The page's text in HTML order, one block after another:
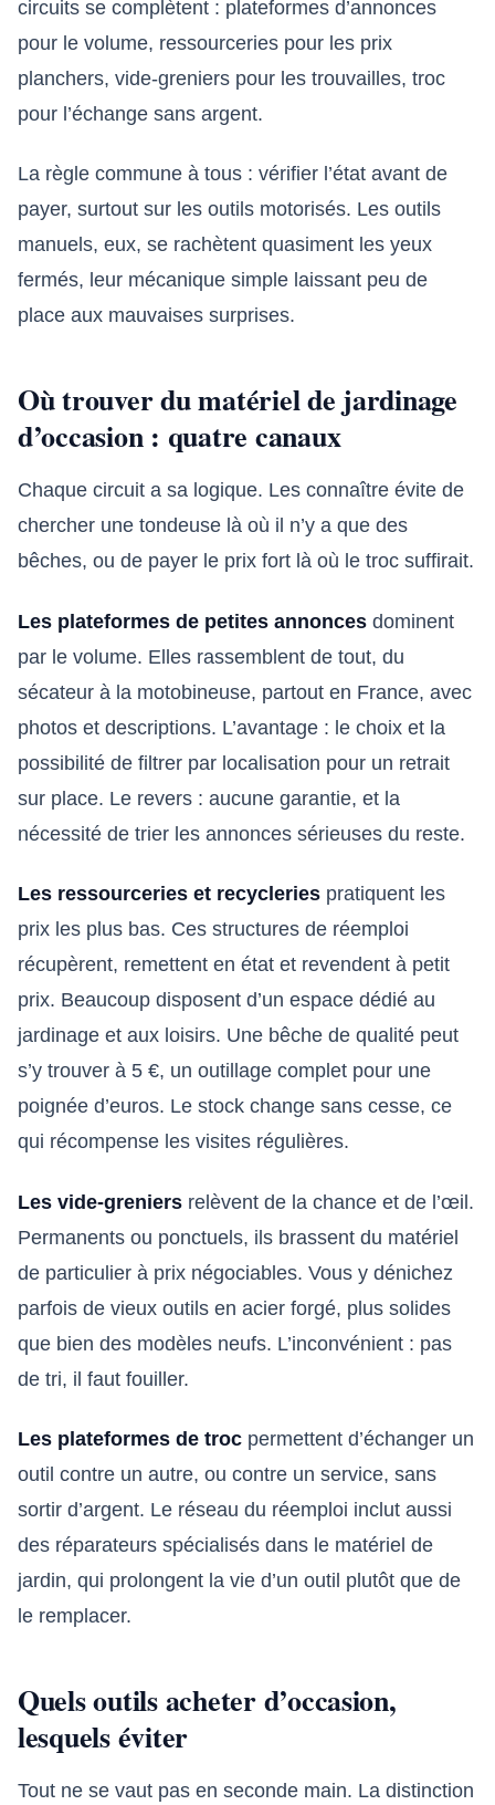
circuits se complètent : plateformes d’annonces
pour le volume, ressourceries pour les prix
planchers, vide-greniers pour les trouvailles, troc
pour l’échange sans argent.
La règle commune à tous : vérifier l’état avant de
payer, surtout sur les outils motorisés. Les outils
manuels, eux, se rachètent quasiment les yeux
fermés, leur mécanique simple laissant peu de
place aux mauvaises surprises.
Où trouver du matériel de jardinage
d’occasion : quatre canaux
Chaque circuit a sa logique. Les connaître évite de
chercher une tondeuse là où il n’y a que des
bêches, ou de payer le prix fort là où le troc suffirait.
Les plateformes de petites annonces dominent
par le volume. Elles rassemblent de tout, du
sécateur à la motobineuse, partout en France, avec
photos et descriptions. L’avantage : le choix et la
possibilité de filtrer par localisation pour un retrait
sur place. Le revers : aucune garantie, et la
nécessité de trier les annonces sérieuses du reste.
Les ressourceries et recycleries pratiquent les
prix les plus bas. Ces structures de réemploi
récupèrent, remettent en état et revendent à petit
prix. Beaucoup disposent d’un espace dédié au
jardinage et aux loisirs. Une bêche de qualité peut
s’y trouver à 5 €, un outillage complet pour une
poignée d’euros. Le stock change sans cesse, ce
qui récompense les visites régulières.
Les vide-greniers relèvent de la chance et de l’œil.
Permanents ou ponctuels, ils brassent du matériel
de particulier à prix négociables. Vous y dénichez
parfois de vieux outils en acier forgé, plus solides
que bien des modèles neufs. L’inconvénient : pas
de tri, il faut fouiller.
Les plateformes de troc permettent d’échanger un
outil contre un autre, ou contre un service, sans
sortir d’argent. Le réseau du réemploi inclut aussi
des réparateurs spécialisés dans le matériel de
jardin, qui prolongent la vie d’un outil plutôt que de
le remplacer.
Quels outils acheter d’occasion,
lesquels éviter
Tout ne se vaut pas en seconde main. La distinction